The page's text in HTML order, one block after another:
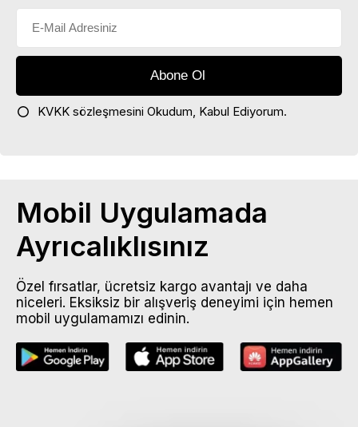
KVKK sözleşmesini Okudum, Kabul Ediyorum.
Mobil Uygulamada
Ayrıcalıklısınız
Özel fırsatlar, ücretsiz kargo avantajı ve daha
niceleri. Eksiksiz bir alışveriş deneyimi için hemen
mobil uygulamamızı edinin.